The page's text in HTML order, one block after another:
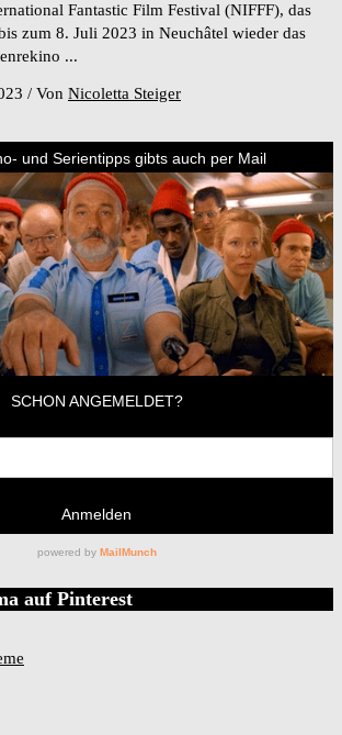
Fantastic Film Festival (NIFFF), das
zum 8. Juli 2023 in Neuchâtel wieder das
...
/ Von Nicoletta Steiger
auf Pinterest